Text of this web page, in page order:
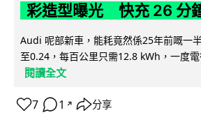
彩造型曝光 快充 26 分
Audi 呢部新車，能耗竟然係25年前嘅一
至0.24，每百公里只需12.8 kWh，一度
閱讀全文
7 1 ↗ 分享